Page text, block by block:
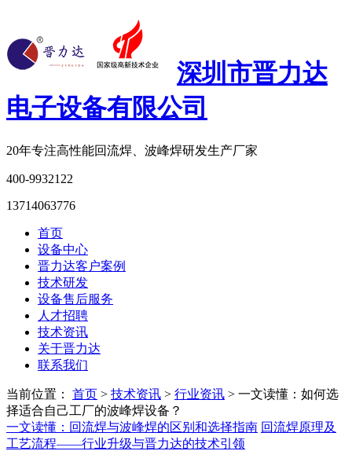
深圳市晋力达
电子设备有限公司
20年专注高性能回流焊、波峰焊研发生产厂家
400-9932122
13714063776
首页
设备中心
晋力达客户案例
技术研发
设备售后服务
人才招聘
技术资讯
关于晋力达
联系我们
当前位置： 首页 > 技术资讯 > 行业资讯 > 一文读懂：如何选
择适合自己工厂的波峰焊设备？
一文读懂：回流焊与波峰焊的区别和选择指南 回流焊原理及
工艺流程——行业升级与晋力达的技术引领